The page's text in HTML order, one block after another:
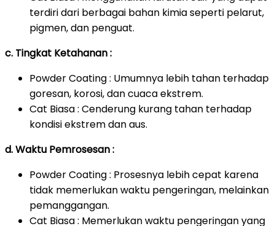
terdiri dari berbagai bahan kimia seperti pelarut,
pigmen, dan penguat.
c. Tingkat Ketahanan :
Powder Coating : Umumnya lebih tahan terhadap
goresan, korosi, dan cuaca ekstrem.
Cat Biasa : Cenderung kurang tahan terhadap
kondisi ekstrem dan aus.
d. Waktu Pemrosesan :
Powder Coating : Prosesnya lebih cepat karena
tidak memerlukan waktu pengeringan, melainkan
pemanggangan.
Cat Biasa : Memerlukan waktu pengeringan yang